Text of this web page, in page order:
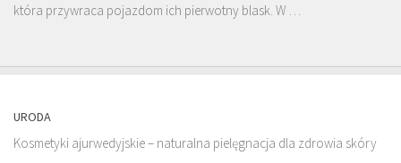
która przywraca pojazdom ich pierwotny blask. W …
URODA
Kosmetyki ajurwedyjskie – naturalna pielęgnacja dla zdrowia skóry